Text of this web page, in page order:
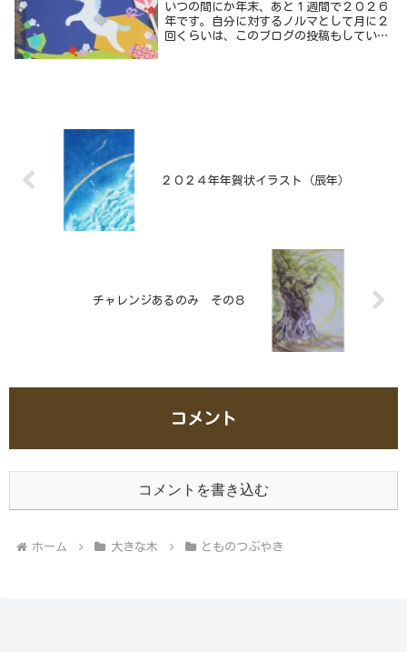
いつの間にか年末、あと１週間で２０２６
年です。自分に対するノルマとして月に２
回くらいは、このブログの投稿もしていこ
２０２４年年賀状イラスト（辰年）
チャレンジあるのみ その８
コメント
コメントを書き込む
ホーム 大きな木 とものつぶやき